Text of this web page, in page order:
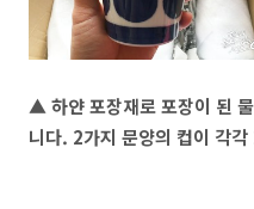
▲ 하얀 포장재로 포장이 된
니다. 2가지 문양의 컵이 각